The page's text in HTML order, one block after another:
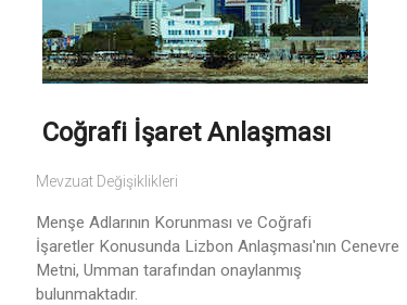
Coğrafi İşaret Anlaşması
Mevzuat Değişiklikleri
Menşe Adlarının Korunması ve Coğrafi
İşaretler Konusunda Lizbon Anlaşması'nın Cenevre
Metni, Umman tarafından onaylanmış
bulunmaktadır.